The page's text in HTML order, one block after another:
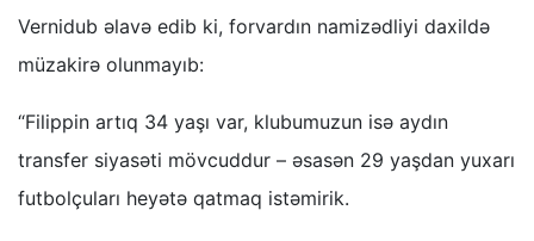
Vernidub əlavə edib ki, forvardın namizədliyi daxildə
müzakirə olunmayıb:
“Filippin artıq 34 yaşı var, klubumuzun isə aydın
transfer siyasəti mövcuddur – əsasən 29 yaşdan yuxarı
futbolçuları heyətə qatmaq istəmirik.